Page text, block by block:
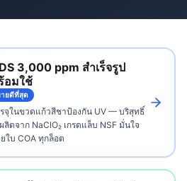
3,000 ppm สำเร็จรูป
อมใช้
ยดีที่สุด
จุในขวดแก้วสีชาป้องกัน UV — บริสุทธิ์
ลิตจาก NaClO₂ เกรดแล็บ NSF มั่นใจ
ใบ COA ทุกล็อต